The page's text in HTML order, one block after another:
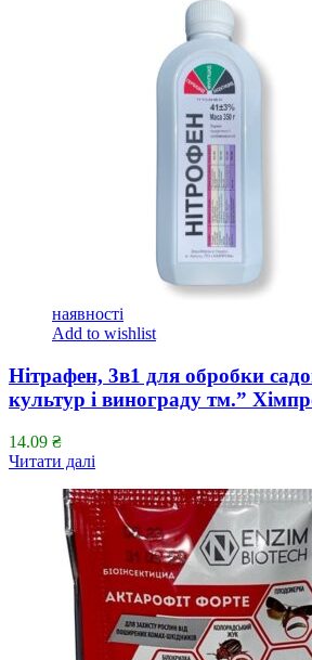
наявності
Add to wishlist
Нітрафен, 3в1 для обробки
культур і винограду тм.”
14.09 ₴
Читати далі